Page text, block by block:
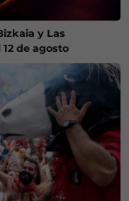
y Las
de agosto